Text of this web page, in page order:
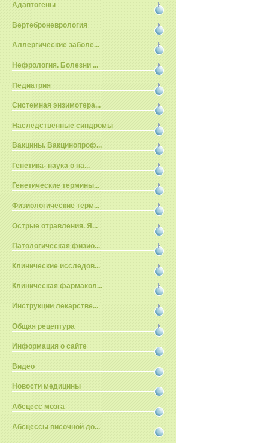
Адаптогены
Вертеброневрология
Аллергические заболе...
Нефрология. Болезни ...
Педиатрия
Системная энзимотера...
Наследственные синдромы
Вакцины. Вакцинопроф...
Генетика- наука о на...
Генетические термины...
Физиологические терм...
Острые отравления. Я...
Патологическая физио...
Клинические исследов...
Клиническая фармакол...
Инструкции лекарстве...
Общая рецептура
Информация о сайте
Видео
Новости медицины
Абсцесс мозга
Абсцессы височной до...